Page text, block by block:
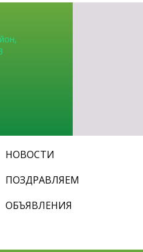
НОВОСТИ
ПОЗДРАВЛЯЕМ
ОБЪЯВЛЕНИЯ